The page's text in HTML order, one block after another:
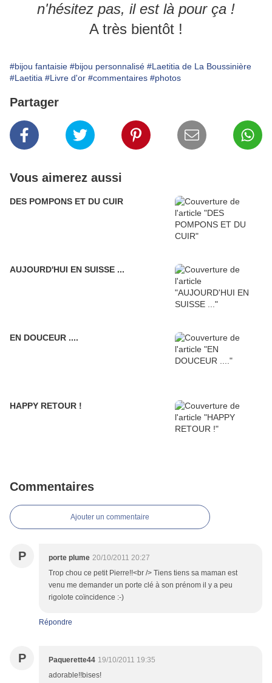
n'hésitez pas, il est là pour ça !
A très bientôt !
#bijou fantaisie #bijou personnalisé #Laetitia de La Boussinière
#Laetitia #Livre d'or #commentaires #photos
Partager
Vous aimerez aussi
DES POMPONS ET DU CUIR
AUJOURD'HUI EN SUISSE ...
EN DOUCEUR ....
HAPPY RETOUR !
Commentaires
Ajouter un commentaire
P porte plume 20/10/2011 20:27
Trop chou ce petit Pierre!!<br /> Tiens tiens sa maman est
venu me demander un porte clé à son prénom il y a peu
rigolote coïncidence :-)
Répondre
P Paquerette44 19/10/2011 19:35
adorable!!bises!